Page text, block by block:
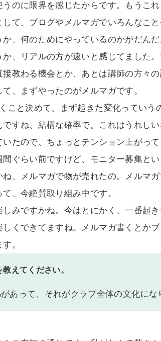
のに限界を感じたからです。もうこれ
て、ブログやメルマガでいろんなこ
、何のためにやっているのかがだん
、リアルの方が速いと感じてました
教わる機会とか、あとは講師の方々
、まずやったのがメルマガです。
こと決めて、まず起きた変化っていう
すね、結構な確率で。これはうれし
たので、ちょっとテンション上がっ
ぐらい前ですけど、モニター募集と
、メルマガで物が売れたの。メルマ
、今絶賛取り組み中です。
みですかね。今はとにかく、一番起
くできてますね。メルマガ書くとか
。
えてください。
あって、それがクラブ全体の文化にな